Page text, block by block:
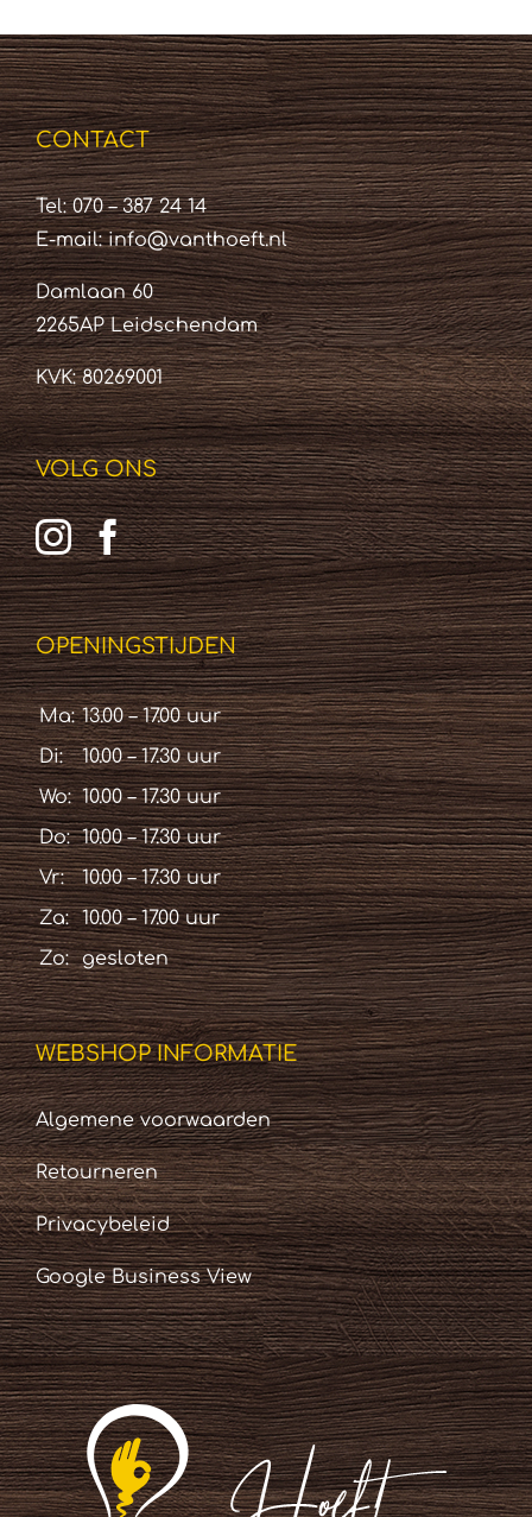
CONTACT
Tel: 070 – 387 24 14
E-mail:info@vanthoeft.nl
Damlaan 60
2265AP Leidschendam
KVK: 80269001
VOLG ONS
OPENINGSTIJDEN
Ma: 13.00 – 17.00 uur
Di:
10.00 – 17.30 uur
Wo: 10.00 – 17.30 uur
Do: 10.00 – 17.30 uur
Vr:
10.00 – 17.30 uur
Za:
10.00 – 17.00 uur
Zo:
gesloten
WEBSHOP INFORMATIE
Algemene voorwaarden
Retourneren
Privacybeleid
Google Business View